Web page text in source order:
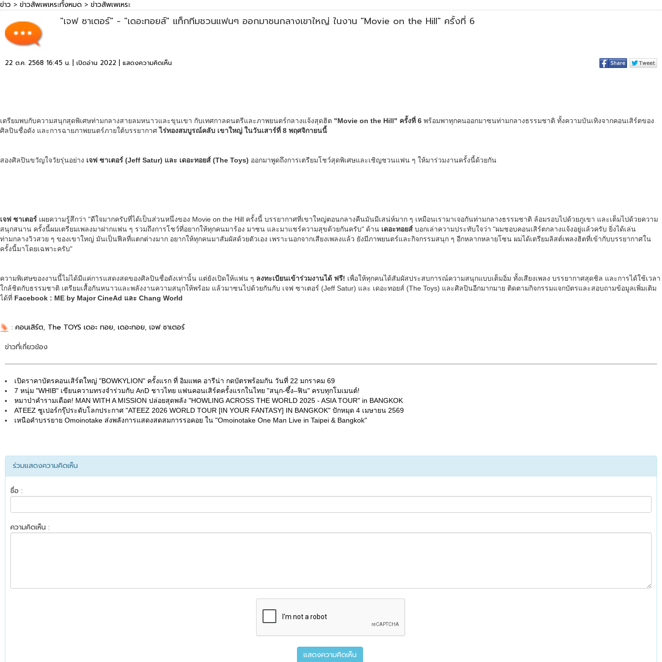
ข่าว > ข่าวสัพเพเหระทั้งหมด > ข่าวสัพเพเหระ
"เจฟ ซาเตอร์" - "เดอะทอยส์" แท็กทีมชวนแฟนๆ ออกมาซนกลางเขาใหญ่ ในงาน "Movie on the Hill" ครั้งที่ 6
22 ต.ค. 2568 16:45 น. | เปิดอ่าน 2022 | แสดงความคิดเห็น
เตรียมพบกับความสนุกสุดพิเศษท่ามกลางสายลมหนาวและขุนเขา กับเทศกาลดนตรีและภาพยนตร์กลางแจ้งสุดฮิต "Movie on the Hill" ครั้งที่ 6 พร้อมพาทุกคนออกมาซนท่ามกลางธรรมชาติ ทั้งความบันเทิงจากคอนเสิร์ตของ
ศิลปินชื่อดัง และการฉายภาพยนตร์ภายใต้บรรยากาศไร่ทองสมบูรณ์คลับ เขาใหญ่ ในวันเสาร์ที่ 8 พฤศจิกายนนี้
สองศิลปินขวัญใจวัยรุ่นอย่าง เจฟ ซาเตอร์ (Jeff Satur) และ เดอะทอยส์ (The Toys) ออกมาพูดถึงการเตรียมโชว์สุดพิเศษและเชิญชวนแฟน ๆ ให้มาร่วมงานครั้งนี้ด้วยกัน
เจฟ ซาเตอร์ เผยความรู้สึกว่า "ดีใจมากครับที่ได้เป็นส่วนหนึ่งของ Movie on the Hill ครั้งนี้ บรรยากาศที่เขาใหญ่ตอนกลางคืนมันมีเสน่ห์มาก ๆ เหมือนเรามาเจอกันท่ามกลางธรรมชาติ ล้อมรอบไปด้วยภูเขา และเต็มไปด้วยความ
สนุกสนาน ครั้งนี้ผมเตรียมเพลงมาฝากแฟน ๆ รวมถึงการโชว์ที่อยากให้ทุกคนมาร้อง มาซน และมาแชร์ความสุขด้วยกันครับ" ด้าน เดอะทอยส์ บอกเล่าความประทับใจว่า "ผมชอบคอนเสิร์ตกลางแจ้งอยู่แล้วครับ ยิ่งได้เล่น
ท่ามกลางวิวสวย ๆ ของเขาใหญ่ มันเป็นฟีลที่แตกต่างมาก อยากให้ทุกคนมาสัมผัสด้วยตัวเอง เพราะนอกจากเสียงเพลงแล้ว ยังมีภาพยนตร์และกิจกรรมสนุก ๆ อีกหลากหลายโซน ผมได้เตรียมลิสต์เพลงฮิตที่เข้ากับบรรยากาศใน
ครั้งนี้มาโดยเฉพาะครับ"
ความพิเศษของงานนี้ไม่ได้มีแค่การแสดงสดของศิลปินชื่อดังเท่านั้น แต่ยังเปิดให้แฟน ๆ ลงทะเบียนเข้าร่วมงานได้ ฟรี! เพื่อให้ทุกคนได้สัมผัสประสบการณ์ความสนุกแบบเต็มอิ่ม ทั้งเสียงเพลง บรรยากาศสุดชิล และการได้ใช้เวลา
ใกล้ชิดกับธรรมชาติ เตรียมเสื้อกันหนาวและพลังงานความสนุกให้พร้อม แล้วมาซนไปด้วยกันกับ เจฟ ซาเตอร์ (Jeff Satur) และ เดอะทอยส์ (The Toys) และศิลปินอีกมากมาย ติดตามกิจกรรมแจกบัตรและสอบถามข้อมูลเพิ่มเติม
ได้ที่ Facebook : ME by Major CineAd และ Chang World
: คอนเสิร์ต, The TOYS เดอะ ทอย, เดอะทอย, เจฟ ซาเตอร์
ข่าวที่เกี่ยวข้อง
เปิดราคาบัตรคอนเสิร์ตใหญ่ "BOWKYLION" ครั้งแรก ที่ อิมแพค อารีน่า กดบัตรพร้อมกัน วันที่ 22 มกราคม 69
7 หนุ่ม "WHIB" เขียนความทรงจำร่วมกับ AnD ชาวไทย แฟนคอนเสิร์ตครั้งแรกในไทย "สนุก-ซึ้ง–ฟิน" ครบทุกโมเมนต์!
หมาป่าคำรามเดือด! MAN WITH A MISSION ปล่อยสุดพลัง "HOWLING ACROSS THE WORLD 2025 - ASIA TOUR" in BANGKOK
ATEEZ ซูเปอร์กรุ๊ประดับโลกประกาศ "ATEEZ 2026 WORLD TOUR [IN YOUR FANTASY] IN BANGKOK" ปักหมุด 4 เมษายน 2569
เหนือคำบรรยาย Omoinotake ส่งพลังการแสดงสดสมการรอคอย ใน "Omoinotake One Man Live in Taipei & Bangkok"
ร่วมแสดงความคิดเห็น
ชื่อ :
ความคิดเห็น :